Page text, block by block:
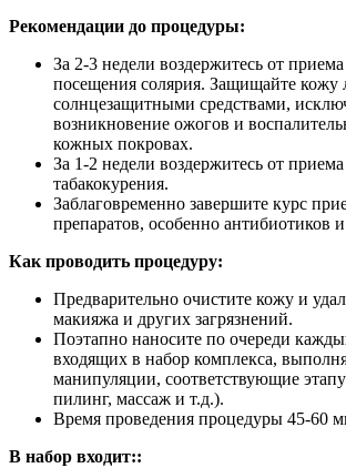
Рекомендации до процедуры:
За 2-3 недели воздержитесь от
посещения солярия. Защищайте
солнцезащитными средствами,
возникновение ожогов и
кожных покровах.
За 1-2 недели воздержитесь от приема
табакокурения.
Заблаговременно завершите курс
препаратов, особенно антибиотиков
Как проводить процедуру:
Предварительно очистите кожу и
макияжа и других загрязнений.
Поэтапно наносите по очереди
входящих в набор комплекса,
манипуляции, соответствующие
пилинг, массаж и т.д.).
Время проведения процедуры 45-60
В набор входит::